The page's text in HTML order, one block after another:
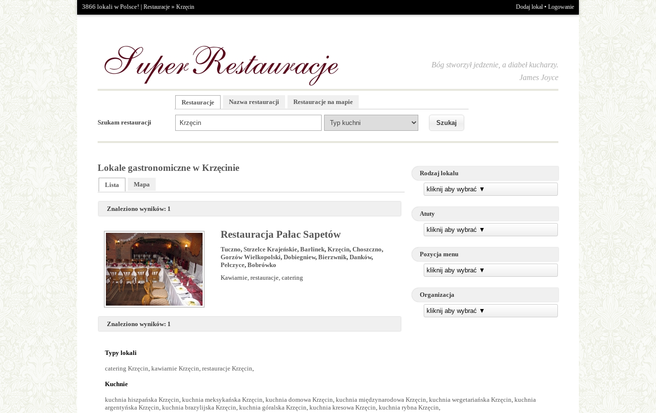
3866 lokali w Polsce! | Restauracje » Krzęcin Dodaj lokal • Logowanie
Bóg stworzył jedzenie, a diabeł kucharzy.
James Joyce
Szukam restauracji
Restauracje Nazwa restauracji Restauracje na mapie
Rodzaj lokalu
kliknij aby wybrać ▼
Atuty
kliknij aby wybrać ▼
Pozycja menu
kliknij aby wybrać ▼
Organizacja
kliknij aby wybrać ▼
Lokale gastronomiczne w Krzęcinie
Lista Mapa
Znaleziono wyników: 1
Restauracja Pałac Sapetów
Tuczno, Strzelce Krajeńskie, Barlinek, Krzęcin, Choszczno,
Gorzów Wielkopolski, Dobiegniew, Bierzwnik, Danków,
Pełczyce, Bobrówko
Kawiarnie, restauracje, catering
Znaleziono wyników: 1
Typy lokali
catering Krzęcin, kawiarnie Krzęcin, restauracje Krzęcin,
Kuchnie
kuchnia hiszpańska Krzęcin, kuchnia meksykańska Krzęcin, kuchnia domowa Krzęcin, kuchnia międzynarodowa Krzęcin, kuchnia wegetariańska Krzęcin, kuchnia
argentyńska Krzęcin, kuchnia brazylijska Krzęcin, kuchnia góralska Krzęcin, kuchnia kresowa Krzęcin, kuchnia rybna Krzęcin,